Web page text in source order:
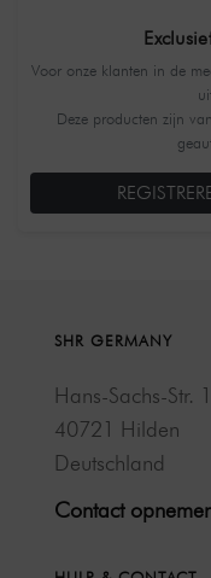
Voor onze klanten in de
Deze producten zijn
SHR GERMANY
Hans-Sachs-Str.
40721 Hilden
Deutschland
Contact